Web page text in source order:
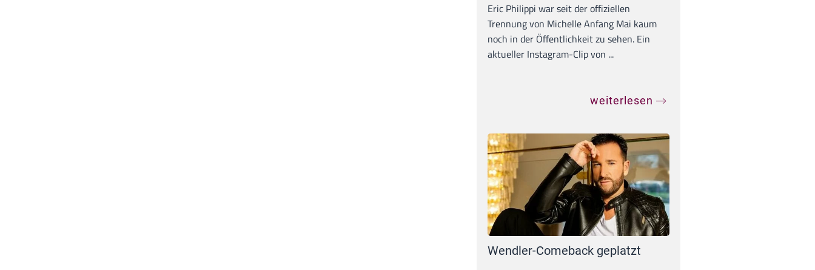
Eric Philippi war seit der offiziellen
Trennung von Michelle Anfang Mai kaum
noch in der Öffentlichkeit zu sehen. Ein
aktueller Instagram-Clip von ...
weiterlesen
Wendler-Comeback geplatzt